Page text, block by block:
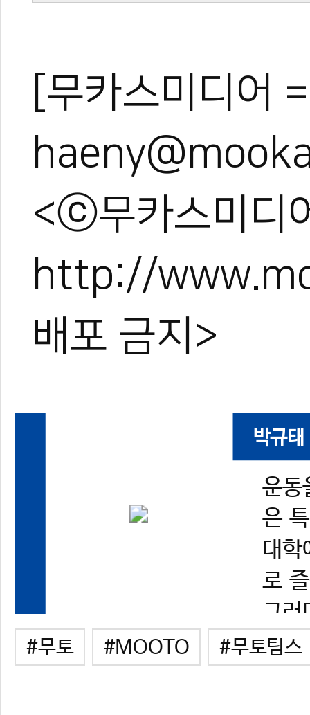
[무카스미디어
<ⓒ무카스미디
http://
배포 금지>